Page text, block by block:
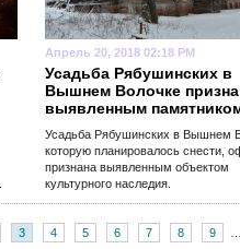
Апрель 20, 2018 02:18 PM
Усадьба Рябушинских в
Вышнем Волочке
выявленным
Усадьба Рябушинских в Вышнем
которую планировалось снести,
признана выявленным объектом
культурного наследия.
3 4 5 6 7 8 9